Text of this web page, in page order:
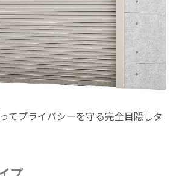
てプライバシーを守る完全目隠しタ